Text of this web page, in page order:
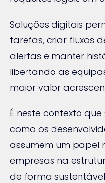
Soluções digitais
tarefas, criar fluxos
alertas e manter
libertando as
maior valor
É neste contexto
como os
assumem um papel
empresas na
de forma